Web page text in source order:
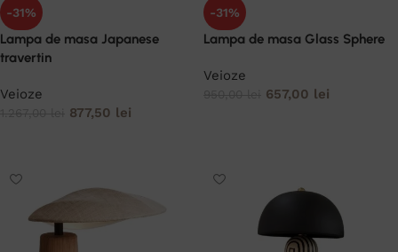
-31%
Lampa de masa Japanese
travertin
Veioze
877,50 lei
-31%
Lampa de masa Glass Sphere
Veioze
657,00 lei